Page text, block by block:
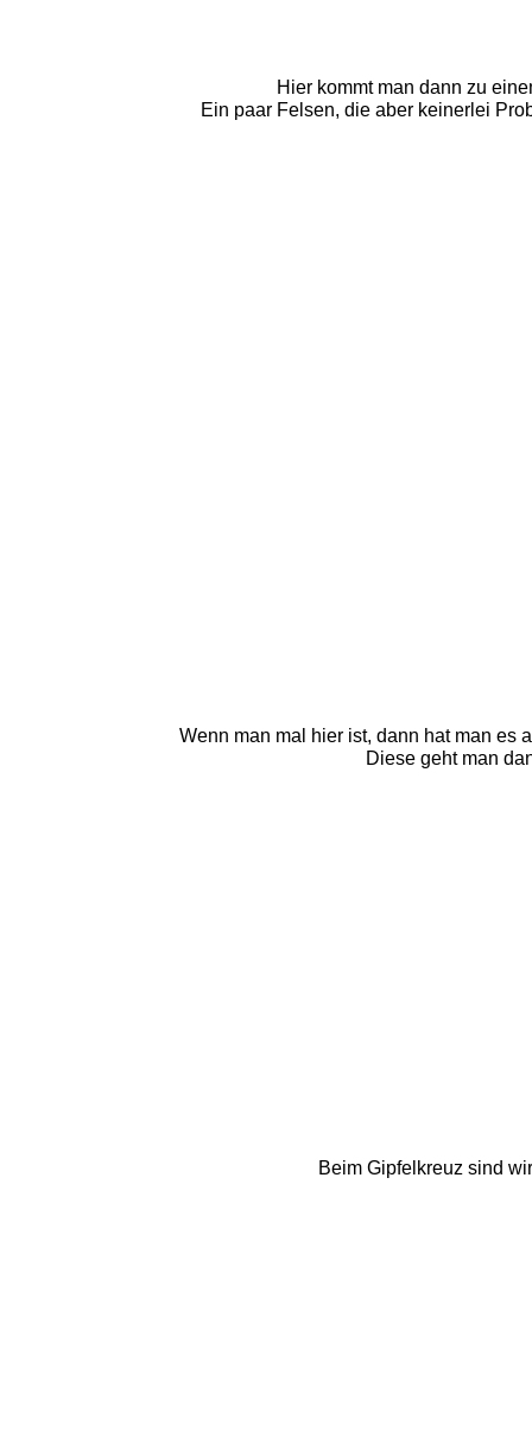
Hier kommt man dann zu
Ein paar Felsen, die aber keinerlei
Wenn man mal hier ist, dann hat man es
Diese geht man
Beim Gipfelkreuz sind